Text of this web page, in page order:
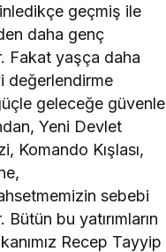
geçmiş ile
daha genç
Fakat yaşça daha
değerlendirme
geleceğe güvenle
Yeni Devlet
Komando Kışlası,
sebebi
bu yatırımların
Recep Tayyip